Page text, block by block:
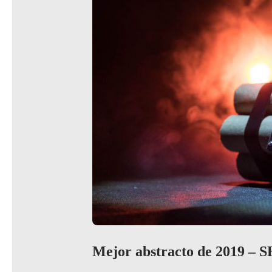
Mejor abstracto de 2019 –